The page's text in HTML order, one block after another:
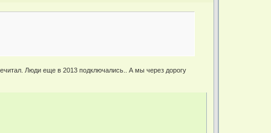
Люди еще в 2013 подключались.. А мы через дорогу